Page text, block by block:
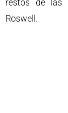
restos de las
Roswell.